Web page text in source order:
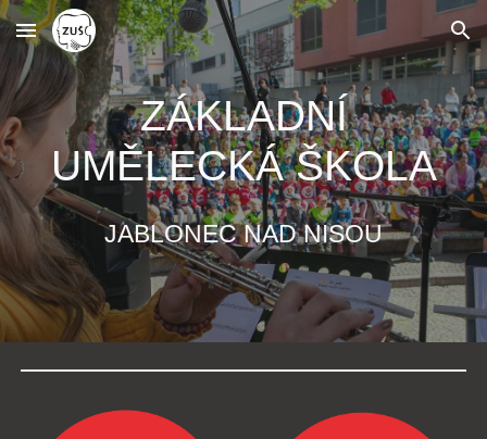
Skip to main content Skip to navigation
ZÁKLADNÍ
UMĚLECKÁ ŠKOLA
JABLONEC NAD NISOU